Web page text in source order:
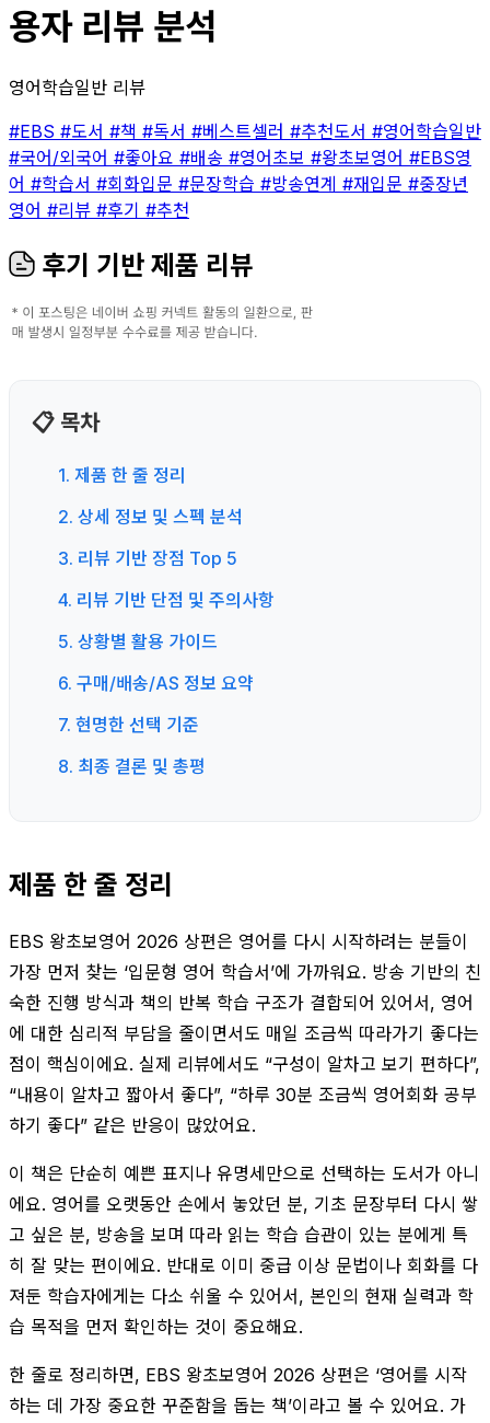
용자 리뷰 분석
영어학습일반 리뷰
#EBS #도서 #책 #독서 #베스트셀러 #추천도서 #영어학습일반
#국어/외국어 #좋아요 #배송 #영어초보 #왕초보영어 #EBS영
어 #학습서 #회화입문 #문장학습 #방송연계 #재입문 #중장년
영어 #리뷰 #후기 #추천
후기 기반 제품 리뷰
📋 목차
1. 제품 한 줄 정리
2. 상세 정보 및 스펙 분석
3. 리뷰 기반 장점 Top 5
4. 리뷰 기반 단점 및 주의사항
5. 상황별 활용 가이드
6. 구매/배송/AS 정보 요약
7. 현명한 선택 기준
8. 최종 결론 및 총평
제품 한 줄 정리
EBS 왕초보영어 2026 상편은 영어를 다시 시작하려는 분들이
가장 먼저 찾는 ‘입문형 영어 학습서’에 가까워요. 방송 기반의 친
숙한 진행 방식과 책의 반복 학습 구조가 결합되어 있어서, 영어
에 대한 심리적 부담을 줄이면서도 매일 조금씩 따라가기 좋다는
점이 핵심이에요. 실제 리뷰에서도 “구성이 알차고 보기 편하다”,
“내용이 알차고 짧아서 좋다”, “하루 30분 조금씩 영어회화 공부
하기 좋다” 같은 반응이 많았어요.
이 책은 단순히 예쁜 표지나 유명세만으로 선택하는 도서가 아니
에요. 영어를 오랫동안 손에서 놓았던 분, 기초 문장부터 다시 쌓
고 싶은 분, 방송을 보며 따라 읽는 학습 습관이 있는 분에게 특
히 잘 맞는 편이에요. 반대로 이미 중급 이상 문법이나 회화를 다
져둔 학습자에게는 다소 쉬울 수 있어서, 본인의 현재 실력과 학
습 목적을 먼저 확인하는 것이 중요해요.
한 줄로 정리하면, EBS 왕초보영어 2026 상편은 ‘영어를 시작
하는 데 가장 중요한 꾸준함을 돕는 책’이라고 볼 수 있어요. 가